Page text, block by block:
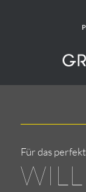
Für das